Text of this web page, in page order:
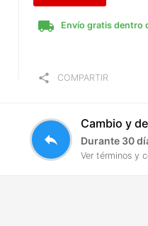
local_shipping Envío gratis dentro
share COMPARTIR
reply
Cambio y
Durante 30
Ver términos y